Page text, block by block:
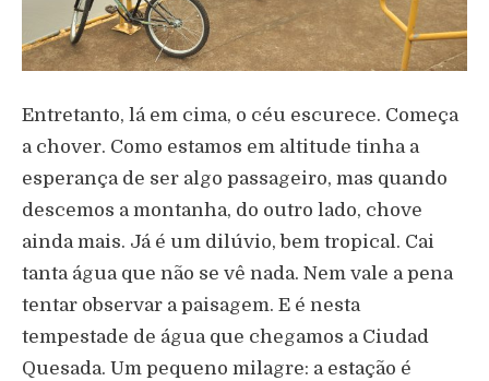
Entretanto, lá em cima, o céu escurece. Começa
a chover. Como estamos em altitude tinha a
esperança de ser algo passageiro, mas quando
descemos a montanha, do outro lado, chove
ainda mais. Já é um dilúvio, bem tropical. Cai
tanta água que não se vê nada. Nem vale a pena
tentar observar a paisagem. E é nesta
tempestade de água que chegamos a Ciudad
Quesada. Um pequeno milagre: a estação é